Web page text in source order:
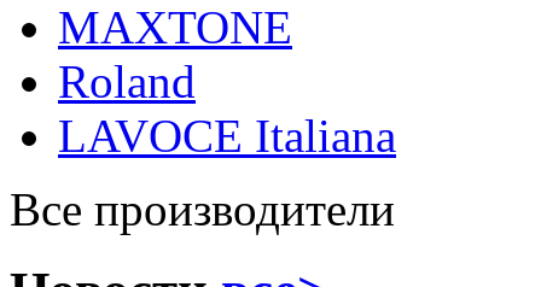
MAXTONE
Roland
LAVOCE Italiana
Все производители